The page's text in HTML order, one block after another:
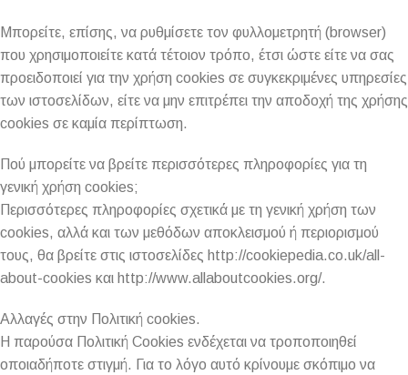
Μπορείτε, επίσης, να ρυθμίσετε τον φυλλομετρητή (browser)
που χρησιμοποιείτε κατά τέτοιον τρόπο, έτσι ώστε είτε να σας
προειδοποιεί για την χρήση cookies σε συγκεκριμένες υπηρεσίες
των ιστοσελίδων, είτε να μην επιτρέπει την αποδοχή της χρήσης
cookies σε καμία περίπτωση.
Πού μπορείτε να βρείτε περισσότερες πληροφορίες για τη
γενική χρήση cookies;
Περισσότερες πληροφορίες σχετικά με τη γενική χρήση των
cookies, αλλά και των μεθόδων αποκλεισμού ή περιορισμού
τους, θα βρείτε στις ιστοσελίδες http://cookiepedia.co.uk/all-
about-cookies και http://www.allaboutcookies.org/.
Αλλαγές στην Πολιτική cookies.
Η παρούσα Πολιτική Cookies ενδέχεται να τροποποιηθεί
οποιαδήποτε στιγμή. Για το λόγο αυτό κρίνουμε σκόπιμο να